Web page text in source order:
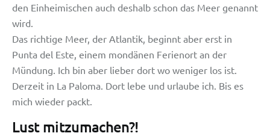
den Einheimischen auch deshalb schon das Meer genannt
wird.
Das richtige Meer, der Atlantik, beginnt aber erst in
Punta del Este, einem mondänen Ferienort an der
Mündung. Ich bin aber lieber dort wo weniger los ist.
Derzeit in La Paloma. Dort lebe und urlaube ich. Bis es
mich wieder packt.
Lust mitzumachen?!